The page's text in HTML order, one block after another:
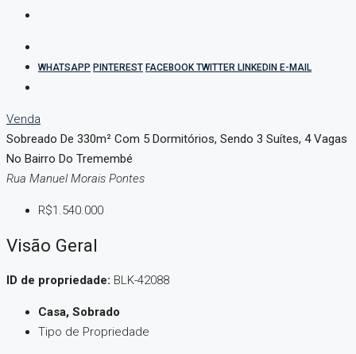
WHATSAPP PINTEREST FACEBOOKTWITTER LINKEDIN E-MAIL
Venda
Sobreado De 330m² Com 5 Dormitórios, Sendo 3 Suítes, 4 Vagas
No Bairro Do Tremembé
Rua Manuel Morais Pontes
R$1.540.000
Visão Geral
ID de propriedade: BLK-42088
Casa, Sobrado
Tipo de Propriedade